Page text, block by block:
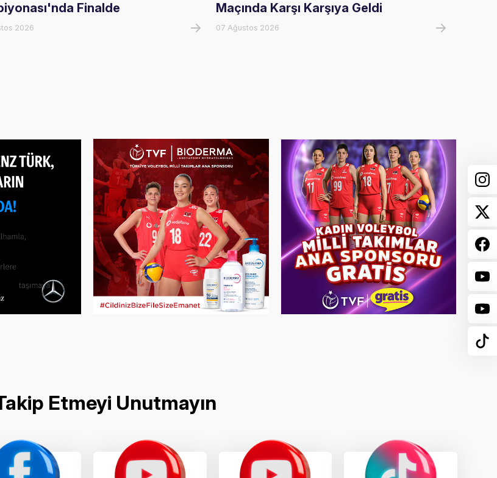
Finalde
2026
Maçında Karşı Karşıya Geldi
07 Ağustos 2026
Etmeyi Unutmayın